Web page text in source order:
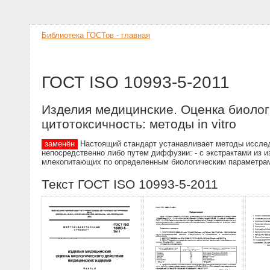
Библиотека ГОСТов - главная
ГОСТ ISO 10993-5-2011
Изделия медицинские. Оценка
цитотоксичность: методы in vitro
заменён
Настоящий стандарт устанавливает методы
непосредственно либо путем диффузии: - с экстрактами из
млекопитающих по определенным биологическим
Текст ГОСТ ISO 10993-5-2011